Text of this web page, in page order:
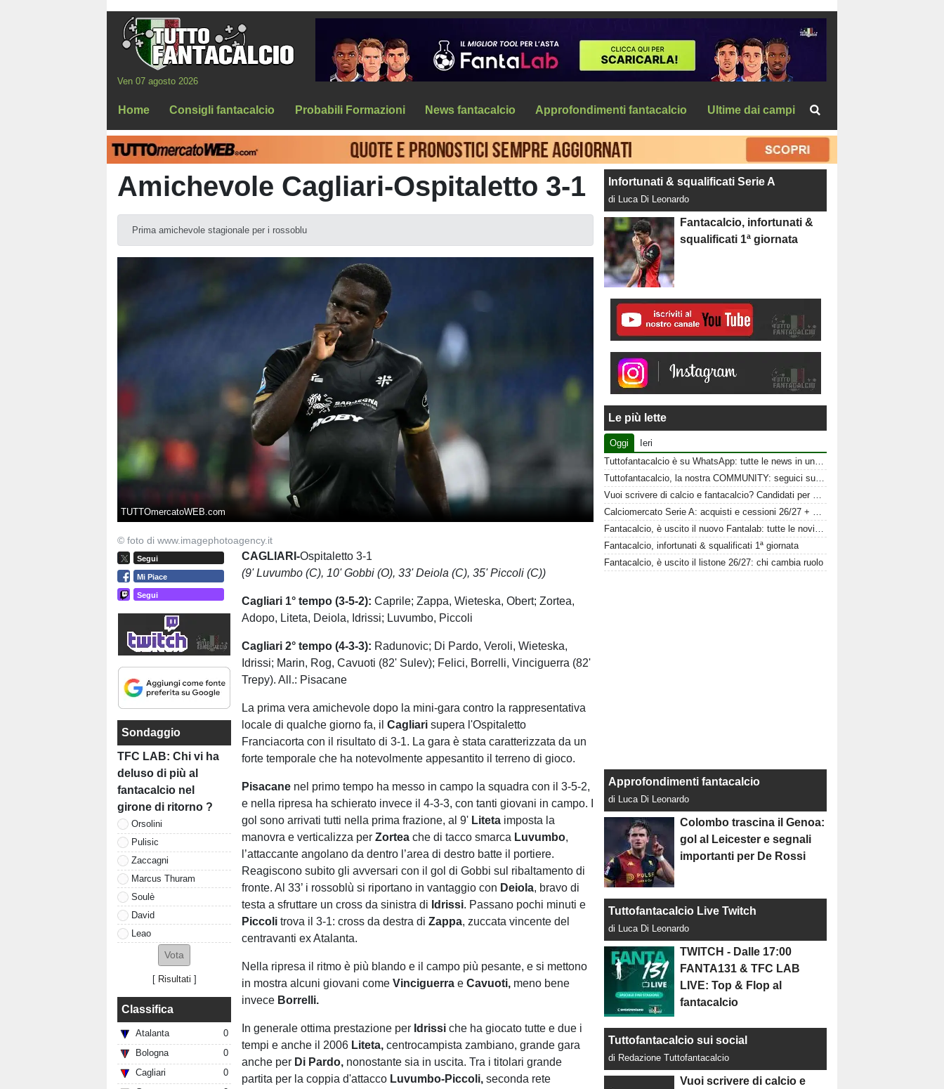
Ven 07 agosto 2026
Home Consigli fantacalcio Probabili Formazioni News fantacalcio Approfondimenti fantacalcio Ultime dai campi
Amichevole Cagliari-Ospitaletto 3-1
Prima amichevole stagionale per i rossoblu
TUTTOmercatoWEB.com
© foto di www.imagephotoagency.it
Segui
Mi Piace
Segui
Sondaggio
TFC LAB: Chi vi ha
deluso di più al
fantacalcio nel
girone di ritorno ?
Orsolini
Pulisic
Zaccagni
Marcus Thuram
Soulè
David
Leao
[ Risultati ]
Classifica
Atalanta
0
Bologna
0
Cagliari
0
CAGLIARI-Ospitaletto 3-1
(9' Luvumbo (C), 10' Gobbi (O), 33' Deiola (C), 35' Piccoli (C))
Cagliari 1° tempo (3-5-2):Caprile; Zappa, Wieteska, Obert; Zortea,
Adopo, Liteta, Deiola, Idrissi; Luvumbo, Piccoli
Cagliari 2° tempo (4-3-3): Radunovic; Di Pardo, Veroli, Wieteska,
Idrissi; Marin, Rog, Cavuoti (82' Sulev); Felici, Borrelli, Vinciguerra (82'
Trepy). All.: Pisacane
La prima vera amichevole dopo la mini-gara contro la rappresentativa
locale di qualche giorno fa, ilCagliarisupera l'Ospitaletto
Franciacorta con il risultato di 3-1. La gara è stata caratterizzata da un
forte temporale che ha notevolmente appesantito il terreno di gioco.
Pisacane nel primo tempo ha messo in campo la squadra con il 3-5-2,
e nella ripresa ha schierato invece il 4-3-3, con tanti giovani in campo. I
gol sono arrivati tutti nella prima frazione, al 9' Liteta imposta la
manovra e verticalizza perZortea che di tacco smarca Luvumbo,
l’attaccante angolano da dentro l’area di destro batte il portiere.
Reagiscono subito gli avversari con il gol di Gobbi sul ribaltamento di
fronte. Al 33’ i rossoblù si riportano in vantaggio con Deiola, bravo di
testa a sfruttare un cross da sinistra di Idrissi. Passano pochi minuti e
Piccoli trova il 3-1: cross da destra diZappa, zuccata vincente del
centravanti ex Atalanta.
Nella ripresa il ritmo è più blando e il campo più pesante, e si mettono
in mostra alcuni giovani comeVinciguerraeCavuoti, meno bene
invece Borrelli.
In generale ottima prestazione per Idrissiche ha giocato tutte e due i
tempi e anche il 2006 Liteta,centrocampista zambiano, grande gara
anche per Di Pardo, nonostante sia in uscita. Tra i titolari grande
partita per la coppia d'attacco Luvumbo-Piccoli,seconda rete
Infortunati & squalificati Serie A
di Luca Di Leonardo
Fantacalcio, infortunati &
squalificati 1ª giornata
Le più lette
Oggi
Ieri
Tuttofantacalcio è su WhatsApp: tutte le news in un click
Tuttofantacalcio, la nostra COMMUNITY: seguici sui nostri canali social
Vuoi scrivere di calcio e fantacalcio? Candidati per Tuttofantacalcio
Calciomercato Serie A: acquisti e cessioni 26/27 + schede al fantacalcio
Fantacalcio, è uscito il nuovo Fantalab: tutte le novità 2026-2027
Fantacalcio, infortunati & squalificati 1ª giornata
Fantacalcio, è uscito il listone 26/27: chi cambia ruolo
Approfondimenti fantacalcio
di Luca Di Leonardo
Colombo trascina il Genoa:
gol al Leicester e segnali
importanti per De Rossi
Tuttofantacalcio Live Twitch
di Luca Di Leonardo
TWITCH - Dalle 17:00
FANTA131 & TFC LAB
LIVE: Top & Flop al
fantacalcio
Tuttofantacalcio sui social
di Redazione Tuttofantacalcio
Vuoi scrivere di calcio e